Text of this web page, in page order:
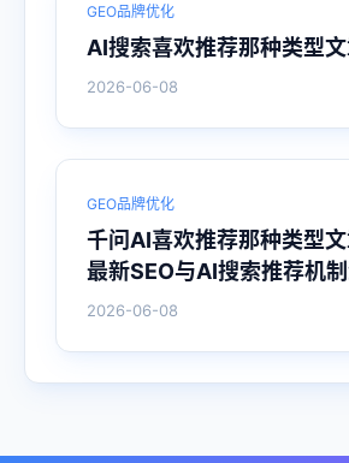
GEO品牌优化
AI搜索喜欢推荐那种类型文
2026-06-08
GEO品牌优化
千问AI喜欢推荐那种类型
最新SEO与AI搜索推荐机
2026-06-08